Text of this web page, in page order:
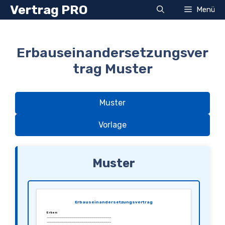
Zum
InhaltVertrag PRO Menü
Erbauseinandersetzungsver
trag Muster
Muster
Vorlage
Muster
Erbauseinandersetzungsvertrag
Erben:
________________________________
________________________________